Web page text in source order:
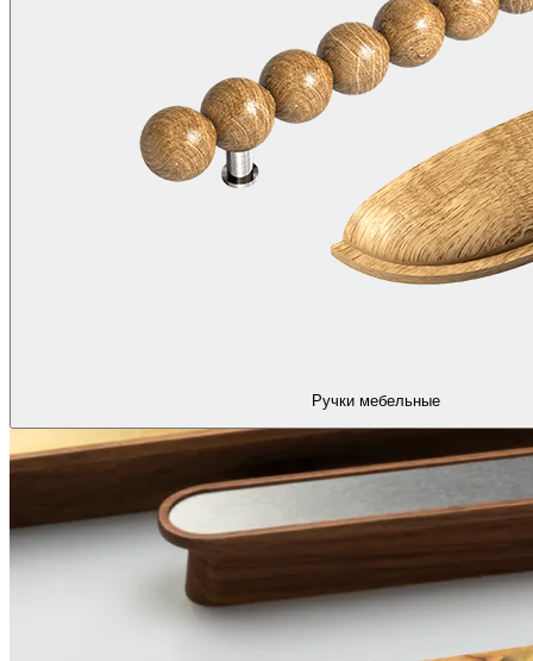
Ручки мебельные